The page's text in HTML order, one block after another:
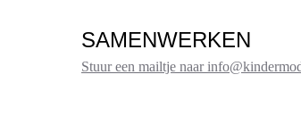
SAMENWERKEN
Stuur een mailtje naar